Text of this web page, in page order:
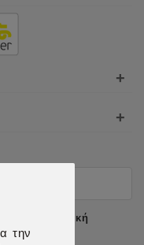
+
+
πολιτική
την